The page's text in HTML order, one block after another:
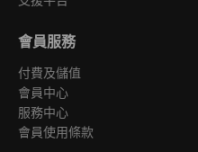
會員服務
付費及儲值
會員中心
服務中心
會員使用條款